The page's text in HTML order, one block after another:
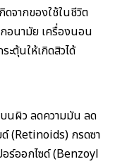
ดจากของใช้ในชีวิต
อนามัย เครื่องนอน
ะตุ้นให้เกิดสิวได้
นผิว ลดความมัน ลด
(Retinoids) กรดซา
ร์ออกไซด์ (Benzoyl